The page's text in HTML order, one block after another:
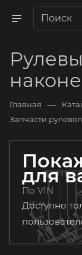
Главная —
Запчасти
для
По VIN
Доступно